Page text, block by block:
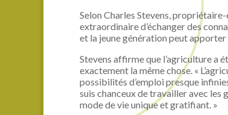
Selon Charles Stevens,
extraordinaire d’échanger des
et la jeune génération peut
Stevens affirme que l’agriculture a
exactement la même chose. «
possibilités d’emploi presque
suis chanceux de travailler avec les
mode de vie unique et gratifiant. »